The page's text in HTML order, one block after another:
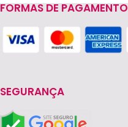
Read more
FORMAS DE PAGAMENTO
SEGURANÇA